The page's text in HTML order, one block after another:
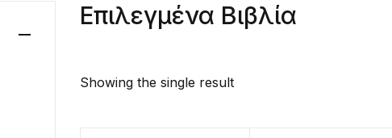
Επιλεγμένα Βιβλία
Showing the single result